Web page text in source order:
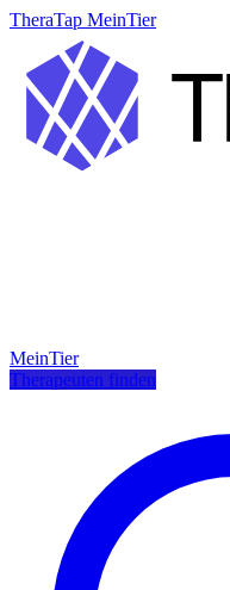
TheraTap MeinTier
MeinTier
Therapeuten finden